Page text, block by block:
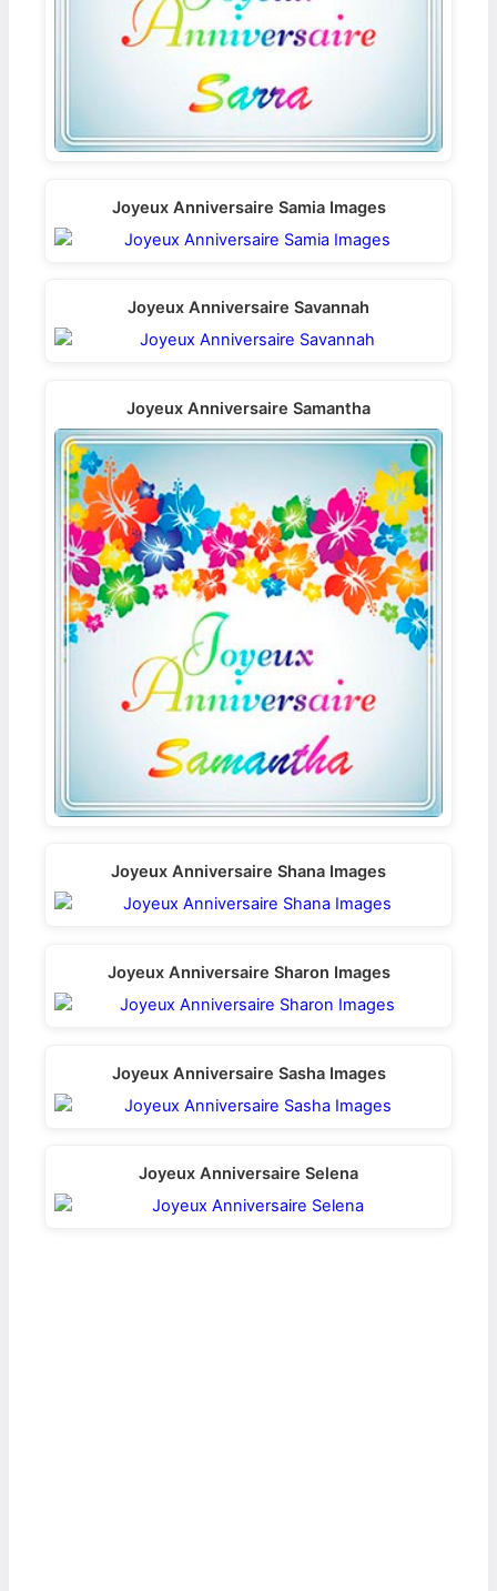
Joyeux Anniversaire Samia Images
Joyeux Anniversaire Savannah
Joyeux Anniversaire Samantha
Joyeux Anniversaire Shana Images
Joyeux Anniversaire Sharon Images
Joyeux Anniversaire Sasha Images
Joyeux Anniversaire Selena